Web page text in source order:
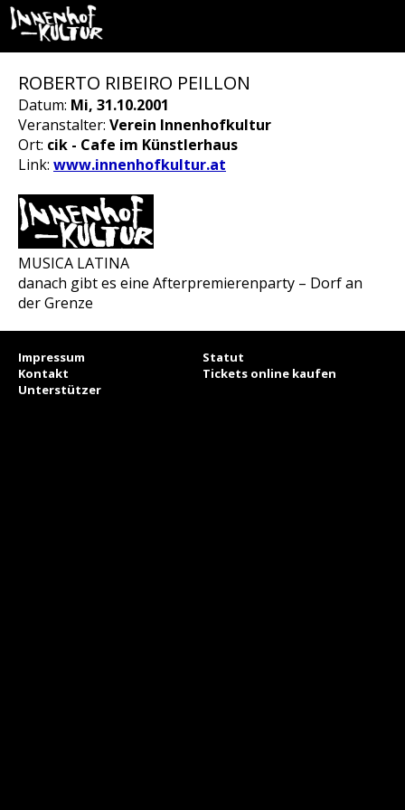
ROBERTO RIBEIRO PEILLON
Datum: Mi, 31.10.2001
Veranstalter: Verein Innenhofkultur
Ort: cik - Cafe im Künstlerhaus
Link: www.innenhofkultur.at
MUSICA LATINA
danach gibt es eine Afterpremierenparty – Dorf an
der Grenze
Impressum
Statut
Kontakt
Tickets online kaufen
Unterstützer